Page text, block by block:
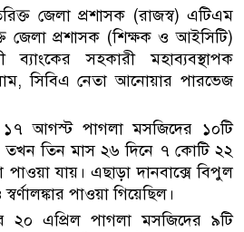
জেলা প্রশাসক (রাজস্ব) এটিএম
জেলা প্রশাসক (শিক্ষক ও আইসিটি)
সহকারী মহাব্যবস্থাপক
সিবিএ নেতা আনোয়ার পারভেজ
আগস্ট পাগলা মসজিদের ১০টি
তখন তিন মাস ২৬ দিনে ৭ কোটি ২২
যায়। এছাড়া দানবাক্সে বিপুল
পাওয়া গিয়েছিল।
এপ্রিল পাগলা মসজিদের ৯টি